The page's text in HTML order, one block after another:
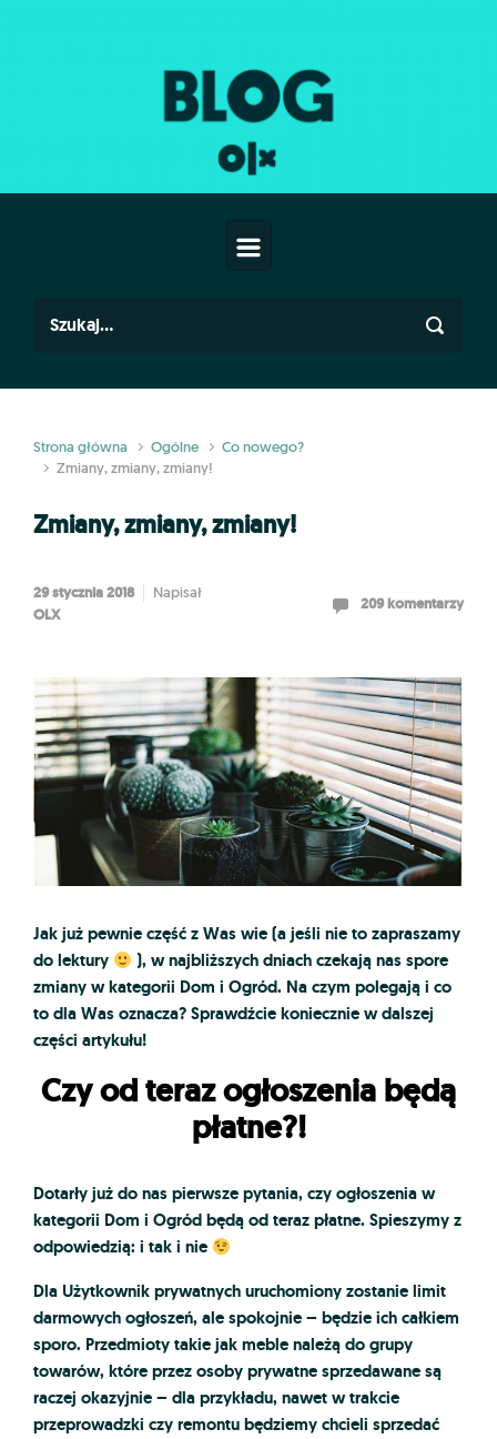
Strona główna Ogólne
Co nowego?
Zmiany, zmiany, zmiany!
Zmiany, zmiany, zmiany!
29 stycznia 2018 Napisał
OLX
209 komentarzy
Jak już pewnie część z Was wie (a jeśli nie to zapraszamy
do lektury
), w najbliższych dniach czekają nas spore
zmiany w kategorii Dom i Ogród. Na czym polegają i co
to dla Was oznacza? Sprawdźcie koniecznie w dalszej
części artykułu!
Czy od teraz ogłoszenia będą
płatne?!
Dotarły już do nas pierwsze pytania, czy ogłoszenia w
kategorii Dom i Ogród będą od teraz płatne. Spieszymy z
odpowiedzią: i tak i nie
Dla Użytkownik prywatnych uruchomiony zostanie limit
darmowych ogłoszeń, ale spokojnie – będzie ich całkiem
sporo. Przedmioty takie jak meble należą do grupy
towarów, które przez osoby prywatne sprzedawane są
raczej okazyjnie – dla przykładu, nawet w trakcie
przeprowadzki czy remontu będziemy chcieli sprzedać